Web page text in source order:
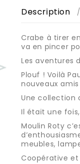
Description
Crabe à tirer
va en pincer
Les aventures
Plouf ! Voilà
nouveaux amis
Une collection
Il était une
Moulin Roty
meubles,
Coopérative